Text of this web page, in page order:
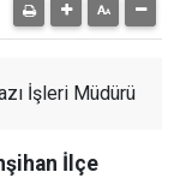
İşleri Müdürü
İlçe